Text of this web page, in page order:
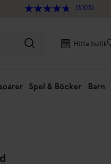
(3103)
Hitta butik
Spel & Böcker Barn